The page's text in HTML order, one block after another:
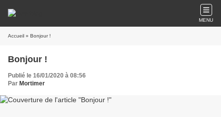
MENU
Accueil » Bonjour !
Bonjour !
Publié le 16/01/2020 à 08:56
Par Mortimer